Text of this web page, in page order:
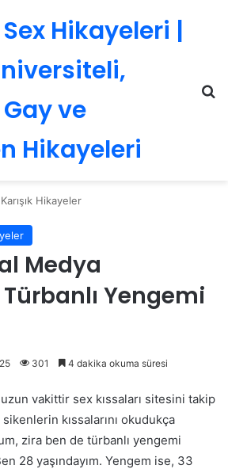
Hikayeleri |
ve
Hikayeleri
Hikayeler
Medya
Yengemi
301 4 dakika okuma süresi
vakittir sex kıssaları sitesini takip
kıssalarını okudukça
zira ben de türbanlı yengemi
28 yaşındayım. Yengem ise, 33